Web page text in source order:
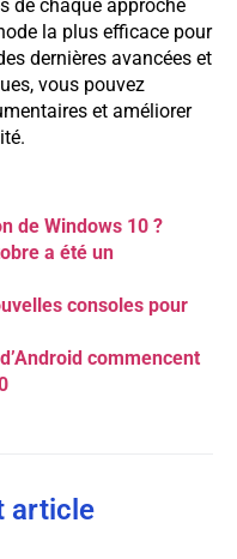
de chaque approche
la plus efficace pour
dernières avancées et
vous pouvez
et améliorer
de Windows 10 ?
a été un
consoles pour
commencent
article